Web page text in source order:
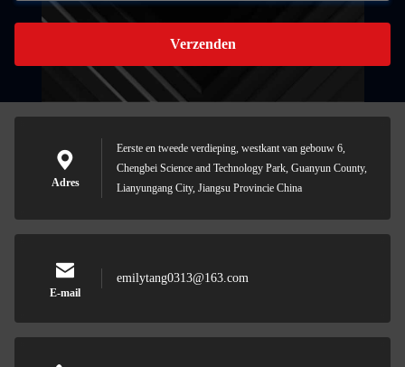
Verzenden
Adres
Eerste en tweede verdieping, westkant van gebouw 6,
Chengbei Science and Technology Park, Guanyun County,
Lianyungang City, Jiangsu Provincie China
E-mail
emilytang0313@163.com